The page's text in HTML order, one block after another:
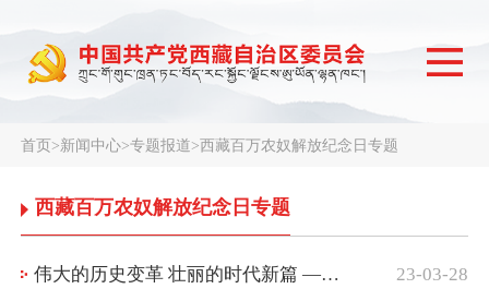
首页>新闻中心>专题报道>西藏百万农奴解放纪念日专题
西藏百万农奴解放纪念日专题
伟大的历史变革 壮丽的时代新篇 —写在西藏百万农奴解放六十四周年之际
23-03-28